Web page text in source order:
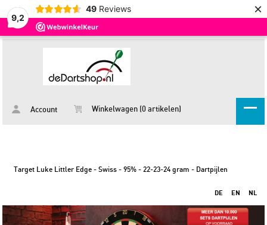
9,2
49 Reviews ×
Account Winkelwagen (0 artikelen)
Target Luke Littler Edge - Swiss - 95% - 22-23-24 gram - Dartpijlen
DE EN NL